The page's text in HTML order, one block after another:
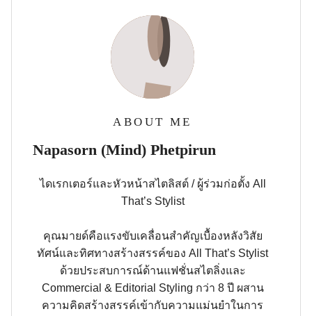
ABOUT ME
Napasorn (Mind) Phetpirun
ไดเรกเตอร์และหัวหน้าสไตลิสต์ / ผู้ร่วมก่อตั้ง All
That’s Stylist
คุณมายด์คือแรงขับเคลื่อนสำคัญเบื้องหลังวิสัย
ทัศน์และทิศทางสร้างสรรค์ของ All That’s Stylist
ด้วยประสบการณ์ด้านแฟชั่นสไตลิ่งและ
Commercial & Editorial Styling กว่า 8 ปี ผสาน
ความคิดสร้างสรรค์เข้ากับความแม่นยำในการ